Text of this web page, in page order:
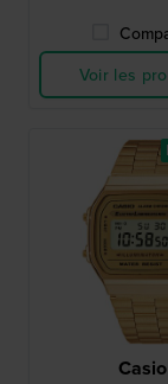
Voir les
Casio